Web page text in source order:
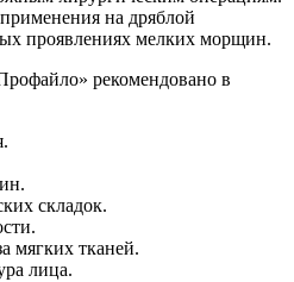
на дряблой
проявлениях мелких морщин.
рекомендовано в
складок.
мягких тканей.
лица.